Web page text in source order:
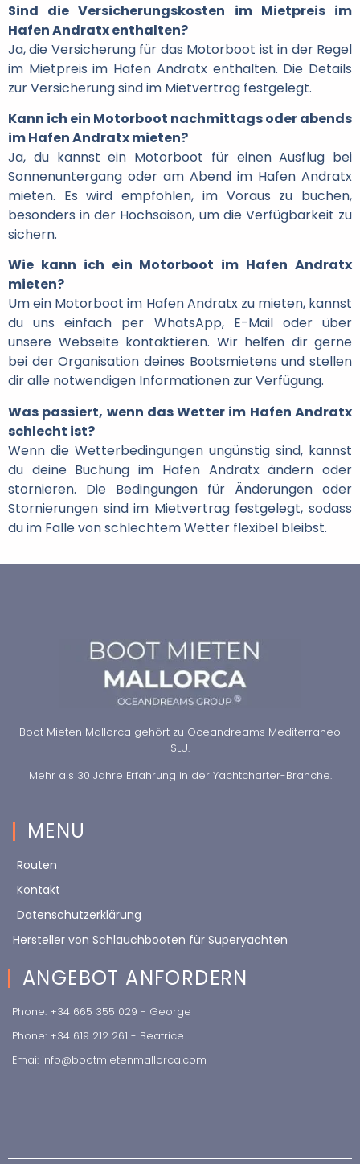
Sind die Versicherungskosten im Mietpreis im
Hafen Andratx enthalten?
Ja, die Versicherung für das Motorboot ist in der Regel
im Mietpreis im Hafen Andratx enthalten. Die Details
zur Versicherung sind im Mietvertrag festgelegt.
Kann ich ein Motorboot nachmittags oder abends
im Hafen Andratx mieten?
Ja, du kannst ein Motorboot für einen Ausflug bei
Sonnenuntergang oder am Abend im Hafen Andratx
mieten. Es wird empfohlen, im Voraus zu buchen,
besonders in der Hochsaison, um die Verfügbarkeit zu
sichern.
Wie kann ich ein Motorboot im Hafen Andratx
mieten?
Um ein Motorboot im Hafen Andratx zu mieten, kannst
du uns einfach per WhatsApp, E-Mail oder über
unsere Webseite kontaktieren. Wir helfen dir gerne
bei der Organisation deines Bootsmietens und stellen
dir alle notwendigen Informationen zur Verfügung.
Was passiert, wenn das Wetter im Hafen Andratx
schlecht ist?
Wenn die Wetterbedingungen ungünstig sind, kannst
du deine Buchung im Hafen Andratx ändern oder
stornieren. Die Bedingungen für Änderungen oder
Stornierungen sind im Mietvertrag festgelegt, sodass
du im Falle von schlechtem Wetter flexibel bleibst.
Boot Mieten Mallorca gehört zu Oceandreams Mediterraneo
SLU.
Mehr als 30 Jahre Erfahrung in der Yachtcharter-Branche.
MENU
Routen
Kontakt
Datenschutzerklärung
Hersteller von Schlauchbooten für Superyachten
ANGEBOT ANFORDERN
Phone: +34 665 355 029 - George
Phone: +34 619 212 261 - Beatrice
Emai: info@bootmietenmallorca.com